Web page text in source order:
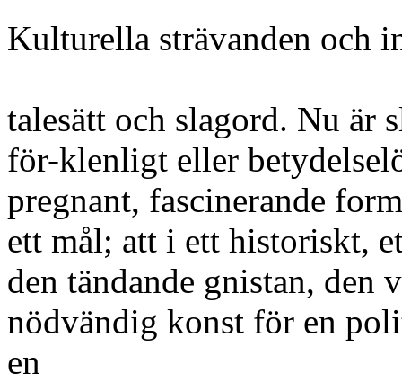
Kulturella strävanden och
talesätt och slagord. Nu är
för-klenligt eller
pregnant, fascinerande
ett mål; att i ett historiskt,
den tändande gnistan, den
nödvändig konst för en
en